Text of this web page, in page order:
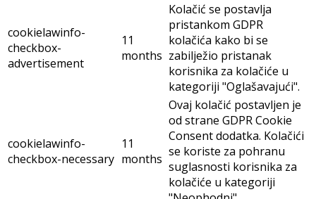
cookielawinfo-
checkbox-
advertisement
11
months
Kolačić se postavlja
pristankom GDPR
kolačića kako bi se
zabilježio pristanak
korisnika za kolačiće u
kategoriji "Oglašavajući".
cookielawinfo-
checkbox-necessary
11
months
Ovaj kolačić postavljen je
od strane GDPR Cookie
Consent dodatka. Kolačići
se koriste za pohranu
suglasnosti korisnika za
kolačiće u kategoriji